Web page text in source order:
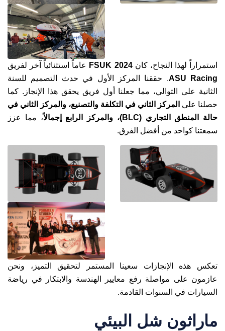
استمراراً لهذا النجاح، كانFSUK 2024 عاماً استثنائياً آخر لفريق
ASU Racing. حققنا المركز الأول في حدث التصميم للسنة
الثانية على التوالي، مما جعلنا أول فريق يحقق هذا الإنجاز. كما
حصلنا على المركز الثاني في التكلفة والتصنيع، والمركز الثاني في
حالة المنطق التجاري (BLC)، والمركز الرابع إجمالاً
، مما عزز
سمعتنا كواحد من أفضل الفرق.
تعكس هذه الإنجازات سعينا المستمر لتحقيق التميز، ونحن
عازمون على مواصلة رفع معايير الهندسة والابتكار في رياضة
السيارات في السنوات القادمة.
ماراثون شل البيئي